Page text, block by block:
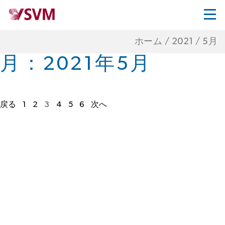
ホーム / 2021 / 5月
月： 2021年5月
投
戻る 1 2 3 4 5 6 次へ